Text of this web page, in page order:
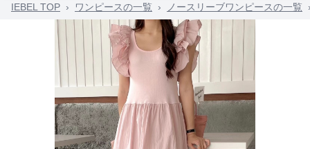
IEBEL TOP › ワンピースの一覧 › ノースリーブワンピースの一覧